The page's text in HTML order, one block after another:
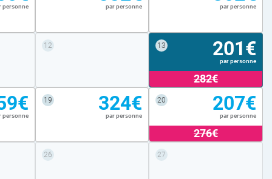
personne par personne par personne
12 13 201€
par personne
282€
personne
19 324€
par personne
20 207€
par personne
276€
26 27